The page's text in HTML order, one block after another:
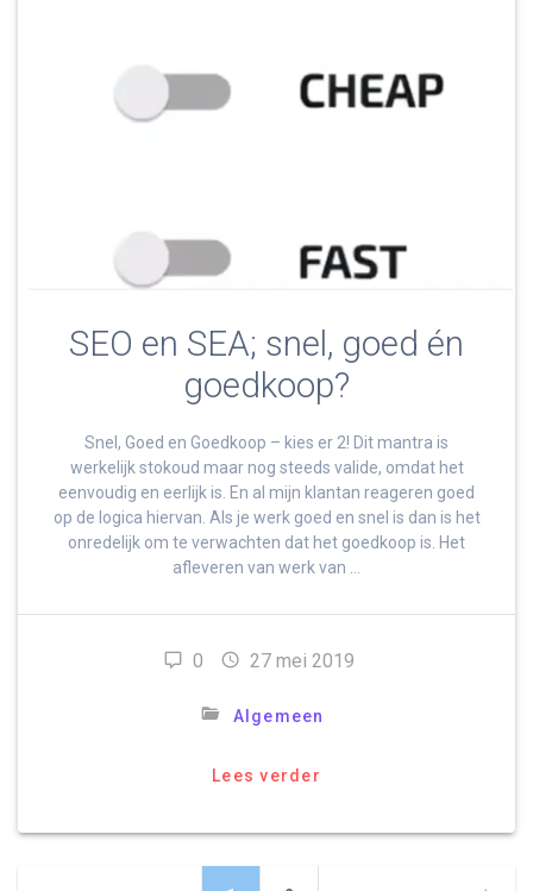
SEO en SEA; snel, goed én
goedkoop?
Snel, Goed en Goedkoop – kies er 2! Dit mantra is
werkelijk stokoud maar nog steeds valide, omdat het
eenvoudig en eerlijk is. En al mijn klantan reageren goed
op de logica hiervan. Als je werk goed en snel is dan is het
onredelijk om te verwachten dat het goedkoop is. Het
afleveren van werk van …
0 27 mei 2019
Algemeen
Lees verder